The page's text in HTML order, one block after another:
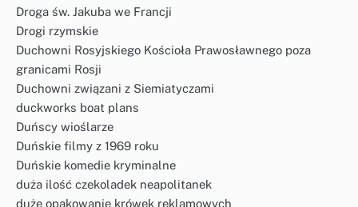
Droga św. Jakuba we Francji
Drogi rzymskie
Duchowni Rosyjskiego Kościoła Prawosławnego poza
granicami Rosji
Duchowni związani z Siemiatyczami
duckworks boat plans
Duńscy wioślarze
Duńskie filmy z 1969 roku
Duńskie komedie kryminalne
duża ilość czekoladek neapolitanek
duże opakowanie krówek reklamowych